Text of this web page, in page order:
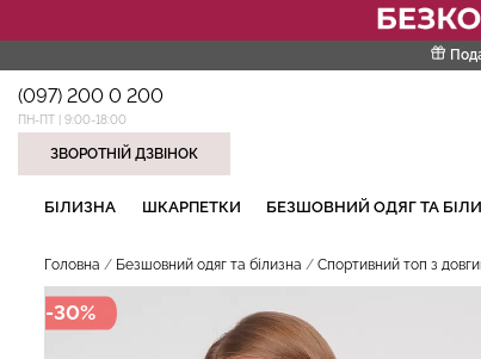
(097) 200 0 200
ПН-ПТ | 9:00-18:00
ЗВОРОТНІЙ ДЗВІНОК
БІЛИЗНА ШКАРПЕТКИ БЕЗШОВНИЙ ОДЯГ ТА
Головна Безшовний одяг та білизна Спортивний топ з
-30%
НАШІ ТРЕНДОВІ ТОВАРИ